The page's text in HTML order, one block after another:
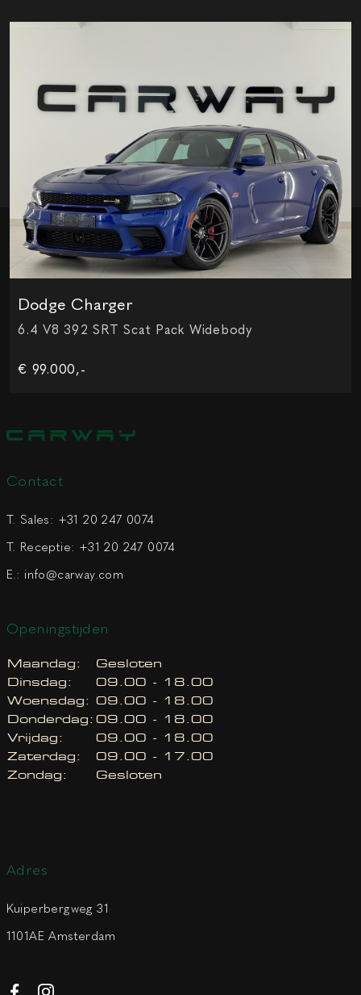
Dodge Charger
6.4 V8 392 SRT Scat Pack Widebody
€ 99.000,-
Contact
T. Sales: +31 20 247 0074
T. Receptie: +31 20 247 0074
E.: info@carway.com
Openingstijden
Maandag:
Gesloten
Dinsdag:
09.00 - 18.00
Woensdag: 09.00 - 18.00
Donderdag: 09.00 - 18.00
Vrijdag:
09.00 - 18.00
Zaterdag:
09.00 - 17.00
Zondag:
Gesloten
Adres
Kuiperbergweg 31
1101AE Amsterdam